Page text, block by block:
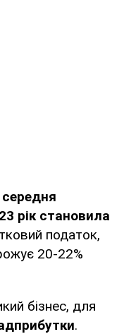
середня
рік становила
податок,
20-22%
бізнес, для
.